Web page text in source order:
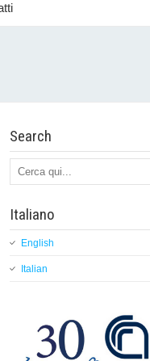
Search
Italiano
English
Italian